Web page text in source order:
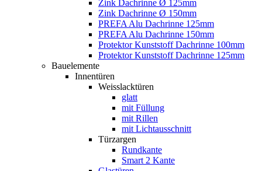
Zink Dachrinne Ø 125mm
Zink Dachrinne Ø 150mm
PREFA Alu Dachrinne 125mm
PREFA Alu Dachrinne 150mm
Protektor Kunststoff Dachrinne 100mm
Protektor Kunststoff Dachrinne 125mm
Bauelemente
Innentüren
Weisslacktüren
glatt
mit Füllung
mit Rillen
mit Lichtausschnitt
Türzargen
Rundkante
Smart 2 Kante